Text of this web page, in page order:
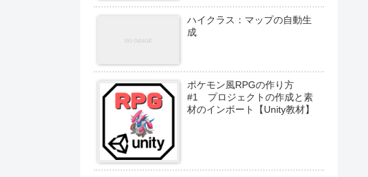
ハイクラス：マップの自動生
成
ポケモン風RPGの作り方
#1 プロジェクトの作成と素
材のインポート【Unity教材】